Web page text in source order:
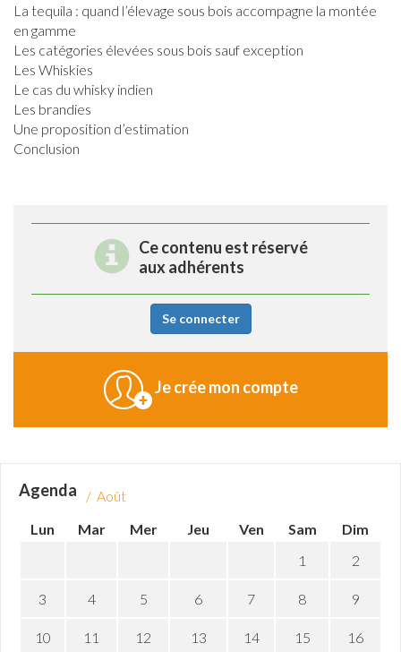
La tequila : quand l’élevage sous bois accompagne la montée
en gamme
Les catégories élevées sous bois sauf exception
Les Whiskies
Le cas du whisky indien
Les brandies
Une proposition d’estimation
Conclusion
Ce contenu est réservé
aux adhérents
Se connecter
Je crée mon compte
Agenda
/ Août
Lun
Mar Mer Jeu Ven Sam
Dim
1
2
3 4 5 6 7 8 9
10 11 12 13 14 15 16